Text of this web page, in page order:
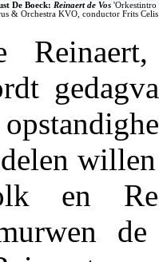
De Boeck: Reinaert de Vos
& Orchestra KVO, conductor Frits
en